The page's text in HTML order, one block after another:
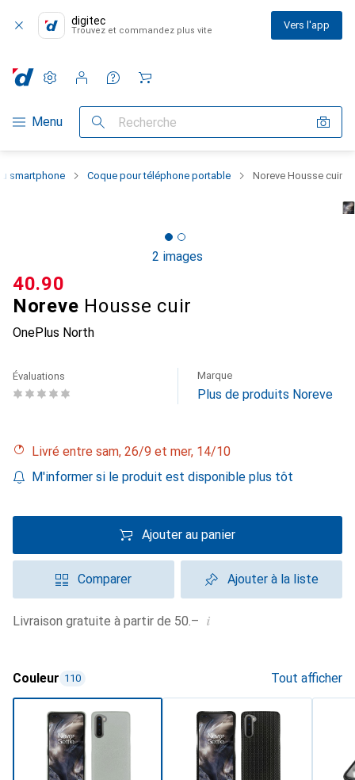
digitec
Trouvez et commandez plus vite Vers l'app
Navigation par catégorie
Menu Recherche
Paramètres
Compte client
Listes de comparaison
Listes d'envies
Panier
smartphone Coque pour téléphone portable Noreve Housse cuir
2 images
Noreve Housse cuir
OnePlus North
CHF
40.90
Évaluations Marque
Plus de produits Noreve
Livré entre sam, 26/9 et mer, 14/10
M'informer si le produit est disponible plus tôt
Ajouter au panier
Comparer Ajouter à la liste
Livraison gratuite à partir de 50.– i
Couleur 110 Tout afficher